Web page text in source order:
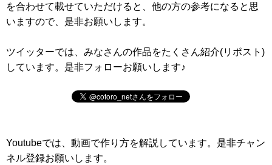
を合わせて載せていただけると、他の方の参考になると思
いますので、是非お願いします。
ツイッターでは、みなさんの作品をたくさん紹介(リポスト)
しています。是非フォローお願いします♪
Youtubeでは、動画で作り方を解説しています。是非チャン
ネル登録お願いします。